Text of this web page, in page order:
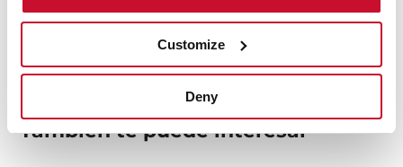
Customize
Deny
También te puede interesar